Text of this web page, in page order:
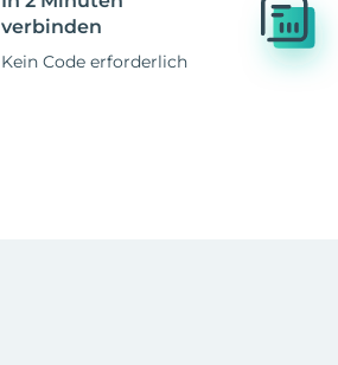
verbinden
Kein Code erforderlich